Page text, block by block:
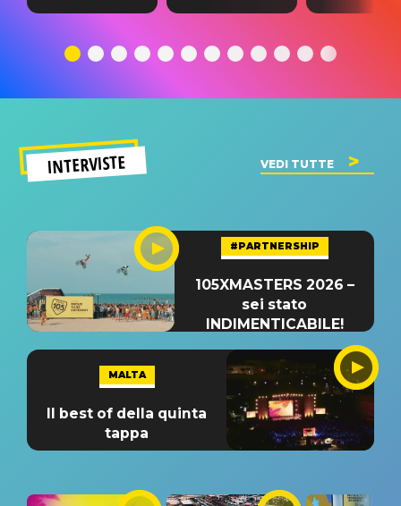
testo,
significato
traduzione e
del singolo
testo,
INTERVISTE VEDI TUTTE
#PARTNERSHIP
105XMASTERS 2026 –
sei stato
INDIMENTICABILE!
MALTA
Il best of della quinta
tappa